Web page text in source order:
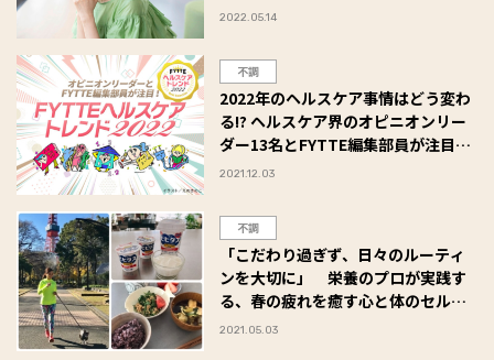
2022.05.14
不調
2022年のヘルスケア事情はどう変わ
る!? ヘルスケア界のオピニオンリー
ダー13名とFYTTE編集部員が注目す
る「トレンドワード10」を発表!!
2021.12.03
不調
「こだわり過ぎず、日々のルーティ
ンを大切に」 栄養のプロが実践す
る、春の疲れを癒す心と体のセルフ
ケア
2021.05.03